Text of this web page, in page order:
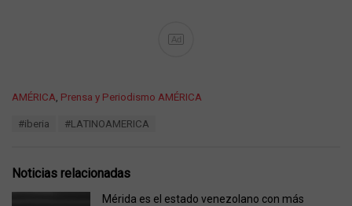
Ad
C
o
r
i
AMÉRICA, Prensa y Periodismo AMÉRICA
:
#iberia #LATINOAMERICA
Noticias relacionadas
Mérida es el estado venezolano con más